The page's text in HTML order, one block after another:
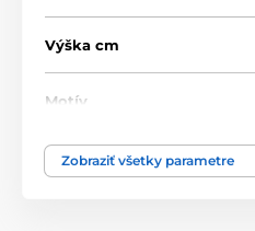
Výška cm
Motív
Typ ocenenia
Zobraziť všetky parametre